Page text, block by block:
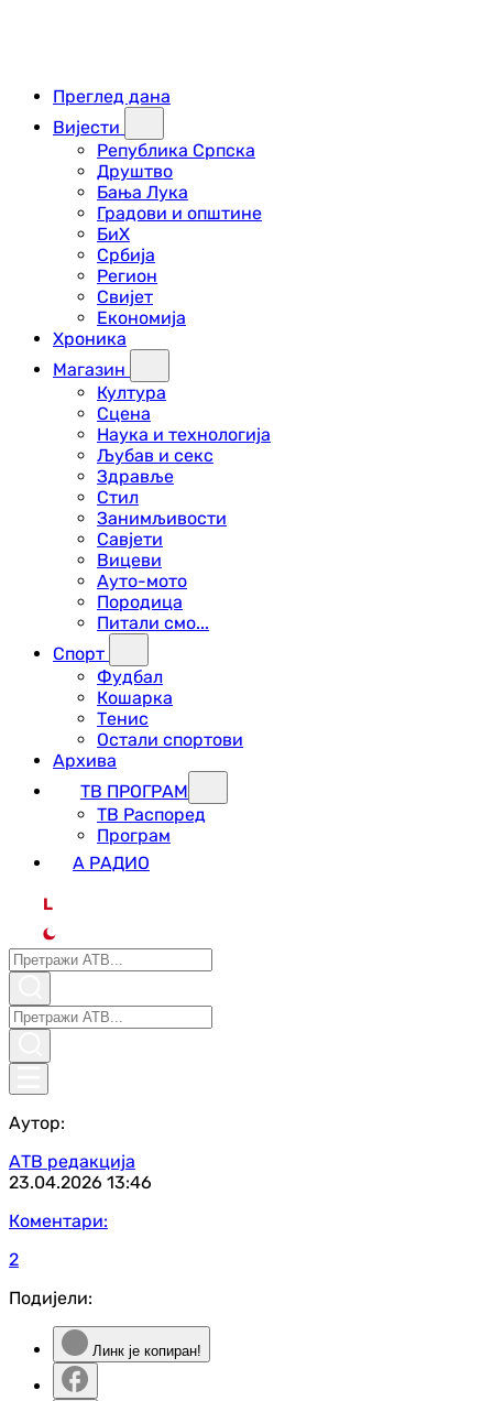
Преглед дана
Вијести
Република Српска
Друштво
Бања Лука
Градови и општине
БиХ
Србија
Регион
Свијет
Економија
Хроника
Магазин
Култура
Сцена
Наука и технологија
Љубав и секс
Здравље
Стил
Занимљивости
Савјети
Вицеви
Ауто-мото
Породица
Питали смо...
Спорт
Фудбал
Кошарка
Тенис
Остали спортови
Архива
ТВ ПРОГРАМ
ТВ Распоред
Програм
А РАДИО
L
Аутор:
АТВ редакција
23.04.2026 13:46
Коментари:
2
Подијели:
Линк је копиран!